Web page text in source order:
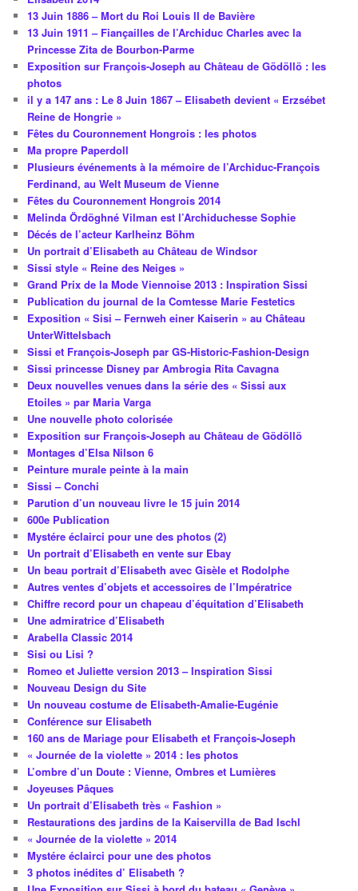
13 Juin 1886 – Mort du Roi Louis II de Bavière
13 Juin 1911 – Fiançailles de l’Archiduc Charles avec la
Princesse Zita de Bourbon-Parme
Exposition sur François-Joseph au Château de Gödöllö : les
photos
il y a 147 ans : Le 8 Juin 1867 – Elisabeth devient « Erzsébet
Reine de Hongrie »
Fêtes du Couronnement Hongrois : les photos
Ma propre Paperdoll
Plusieurs événements à la mémoire de l’Archiduc-François
Ferdinand, au Welt Museum de Vienne
Fêtes du Couronnement Hongrois 2014
Melinda Ördöghné Vilman est l’Archiduchesse Sophie
Décés de l’acteur Karlheinz Böhm
Un portrait d’Elisabeth au Château de Windsor
Sissi style « Reine des Neiges »
Grand Prix de la Mode Viennoise 2013 : Inspiration Sissi
Publication du journal de la Comtesse Marie Festetics
Exposition « Sisi – Fernweh einer Kaiserin » au Château
UnterWittelsbach
Sissi et François-Joseph par GS-Historic-Fashion-Design
Sissi princesse Disney par Ambrogia Rita Cavagna
Deux nouvelles venues dans la série des « Sissi aux
Etoiles » par Maria Varga
Une nouvelle photo colorisée
Exposition sur François-Joseph au Château de Gödöllö
Montages d’Elsa Nilson 6
Peinture murale peinte à la main
Sissi – Conchi
Parution d’un nouveau livre le 15 juin 2014
600e Publication
Mystére éclairci pour une des photos (2)
Un portrait d’Elisabeth en vente sur Ebay
Un beau portrait d’Elisabeth avec Gisèle et Rodolphe
Autres ventes d’objets et accessoires de l’Impératrice
Chiffre record pour un chapeau d’équitation d’Elisabeth
Une admiratrice d’Elisabeth
Arabella Classic 2014
Sisi ou Lisi ?
Romeo et Juliette version 2013 – Inspiration Sissi
Nouveau Design du Site
Un nouveau costume de Elisabeth-Amalie-Eugénie
Conférence sur Elisabeth
160 ans de Mariage pour Elisabeth et François-Joseph
« Journée de la violette » 2014 : les photos
L’ombre d’un Doute : Vienne, Ombres et Lumières
Joyeuses Pâques
Un portrait d’Elisabeth très « Fashion »
Restaurations des jardins de la Kaiservilla de Bad Ischl
« Journée de la violette » 2014
Mystére éclairci pour une des photos
3 photos inédites d’ Elisabeth ?